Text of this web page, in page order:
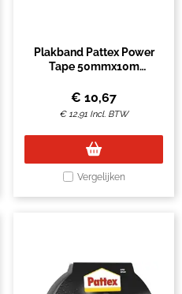
Plakband Pattex Power
Tape 50mmx10m
€ 10,67
€12,91 Incl. BTW
Vergelijken